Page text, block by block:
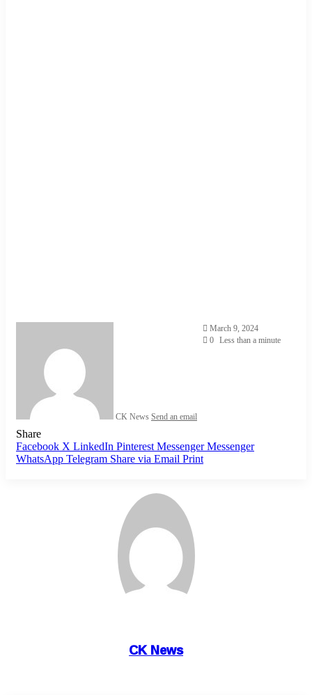
CK News Send an email
March 9, 2024
0 Less than a minute
Share
Facebook X LinkedIn Pinterest Messenger Messenger
WhatsApp Telegram Share via Email Print
CK News